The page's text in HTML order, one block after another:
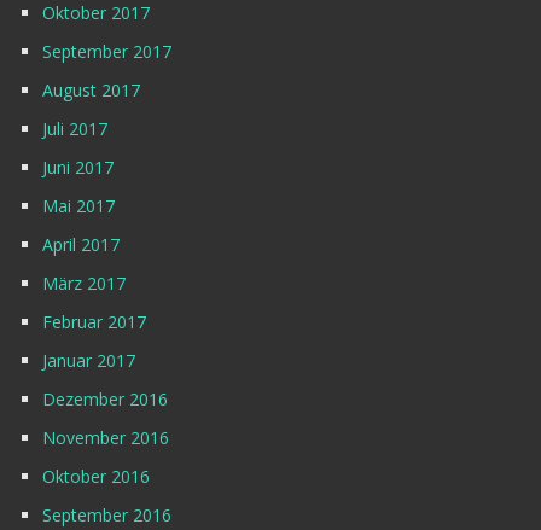
Oktober 2017
September 2017
August 2017
Juli 2017
Juni 2017
Mai 2017
April 2017
März 2017
Februar 2017
Januar 2017
Dezember 2016
November 2016
Oktober 2016
September 2016